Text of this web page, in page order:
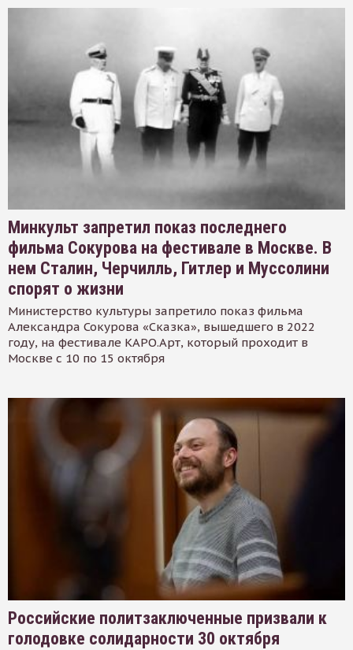
Минкульт запретил показ последнего
фильма Сокурова на фестивале в Москве. В
нем Сталин, Черчилль, Гитлер и Муссолини
спорят о жизни
Министерство культуры запретило показ фильма
Александра Сокурова «Сказка», вышедшего в 2022
году, на фестивале КАРО.Арт, который проходит в
Москве с 10 по 15 октября
Российские политзаключенные призвали к
голодовке солидарности 30 октября